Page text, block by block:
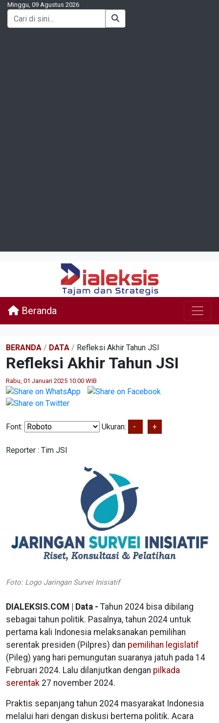
Minggu, 09 Agustus 2026
Beranda
BERANDA / DATA / Refleksi Akhir Tahun JSI
Refleksi Akhir Tahun JSI
Rabu, 01 Januari 2025 10:00 WIB
Font: Ukuran: - +
Reporter : Tim JSI
Foto: Logo Jaringan Survei Inisiatif
DIALEKSIS.COM | Data - Tahun 2024 bisa dibilang
sebagai tahun politik. Pasalnya, tahun 2024 untuk
pertama kali Indonesia melaksanakan pemilihan
serentak presiden (Pilpres) dan pemilihan legislatif
(Pileg) yang hari pemungutan suaranya jatuh pada 14
Februari 2024. Lalu dilanjutkan dengan pilkada
serentak 27 november 2024.
Praktis sepanjang tahun 2024 masyarakat Indonesia
melalui hari dengan diskusi bertema politik. Acara